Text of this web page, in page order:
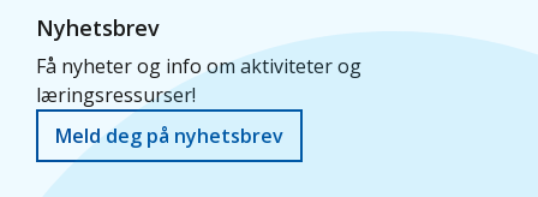
Nyhetsbrev
Få nyheter og info om aktiviteter og
læringsressurser!
Meld deg på nyhetsbrev